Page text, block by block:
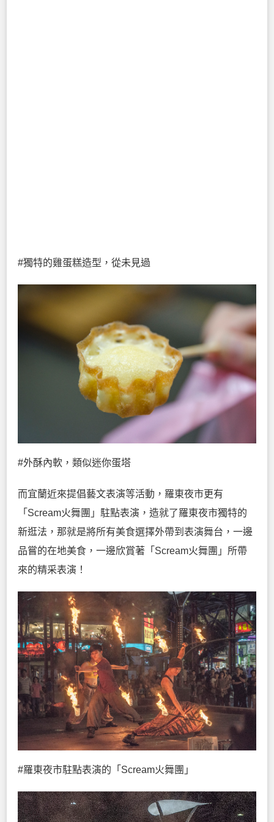
#獨特的雞蛋糕造型，從未見過
#外酥內軟，類似迷你蛋塔
而宜蘭近來提倡藝文表演等活動，羅東夜市更有
「Scream火舞團」駐點表演，造就了羅東夜市獨特的
新逛法，那就是將所有美食選擇外帶到表演舞台，一邊
品嘗的在地美食，一邊欣賞著「Scream火舞團」所帶
來的精采表演！
#羅東夜市駐點表演的「Scream火舞團」